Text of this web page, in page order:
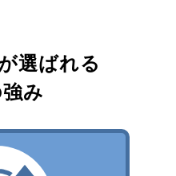
選ばれる
み